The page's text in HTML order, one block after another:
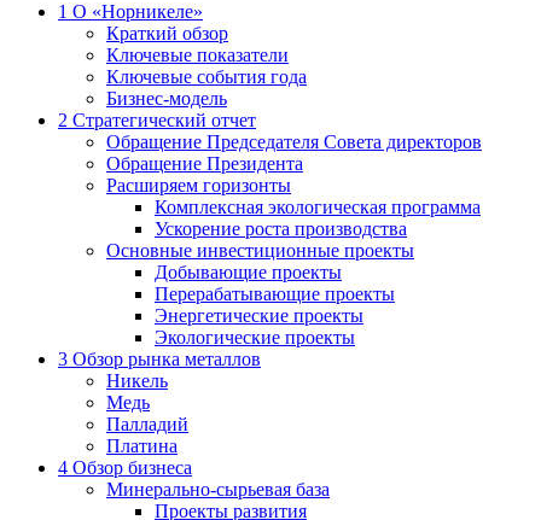
1 О «Норникеле»
Краткий обзор
Ключевые показатели
Ключевые события года
Бизнес-модель
2 Стратегический отчет
Обращение Председателя Совета директоров
Обращение Президента
Расширяем горизонты
Комплексная экологическая программа
Ускорение роста производства
Основные инвестиционные проекты
Добывающие проекты
Перерабатывающие проекты
Энергетические проекты
Экологические проекты
3 Обзор рынка металлов
Никель
Медь
Палладий
Платина
4 Обзор бизнеса
Минерально-сырьевая база
Проекты развития